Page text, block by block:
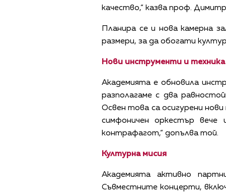
качество,“ казва проф.
Планира се и нова камерна
размери, за да обогати
Нови инструменти и техника
Академията е обновила
разполагаме с два
Освен това са осигурени
симфоничен оркестър вече
контрафагот,“ допълва той.
Културна мисия
Академията активно
Съвместните концерти,